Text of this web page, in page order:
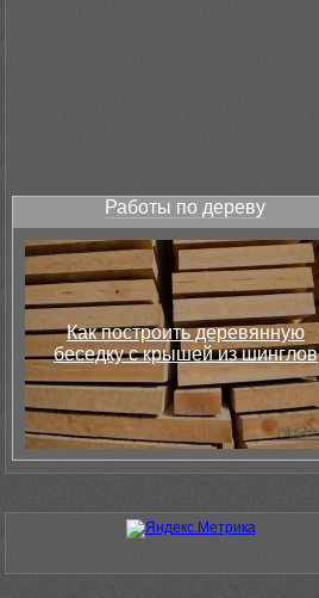
Работы по дереву
Как построить деревянную
беседку с крышей из шинглов